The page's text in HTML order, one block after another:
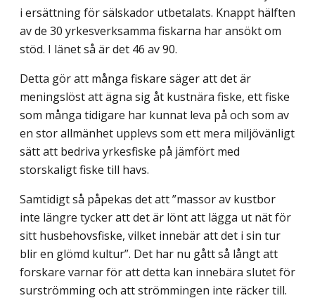
i ersättning för sälskador utbetalats. Knappt hälften
av de 30 yrkesverksamma fiskarna har ansökt om
stöd. I länet så är det 46 av 90.
Detta gör att många fiskare säger att det är
meningslöst att ägna sig åt kustnära fiske, ett fiske
som många tidigare har kunnat leva på och som av
en stor allmänhet upplevs som ett mera miljövänligt
sätt att bedriva yrkesfiske på jämfört med
storskaligt fiske till havs.
Samtidigt så påpekas det att ”massor av kustbor
inte längre tycker att det är lönt att lägga ut nät för
sitt husbehovsfiske, vilket innebär att det i sin tur
blir en glömd kultur”. Det har nu gått så långt att
forskare varnar för att detta kan innebära slutet för
surströmming och att strömmingen inte räcker till.